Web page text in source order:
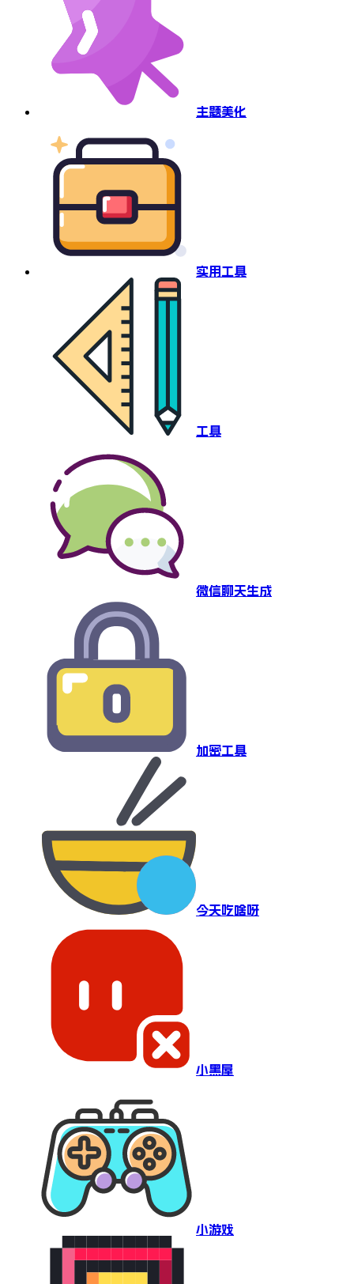
主题美化
实用工具
工具
微信聊天生成
加密工具
今天吃啥呀
小黑屋
小游戏